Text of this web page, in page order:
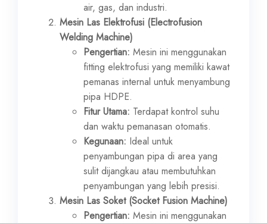
air, gas, dan industri.
Mesin Las Elektrofusi (Electrofusion
Welding Machine)
Pengertian: Mesin ini menggunakan
fitting elektrofusi yang memiliki kawat
pemanas internal untuk menyambung
pipa HDPE.
Fitur Utama: Terdapat kontrol suhu
dan waktu pemanasan otomatis.
Kegunaan: Ideal untuk
penyambungan pipa di area yang
sulit dijangkau atau membutuhkan
penyambungan yang lebih presisi.
Mesin Las Soket (Socket Fusion Machine)
Pengertian: Mesin ini menggunakan